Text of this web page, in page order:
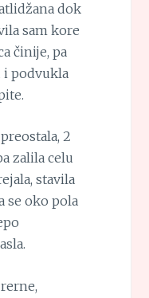
dok
sam kore
činije, pa
i podvukla
2
zalila celu
stavila
se oko pola